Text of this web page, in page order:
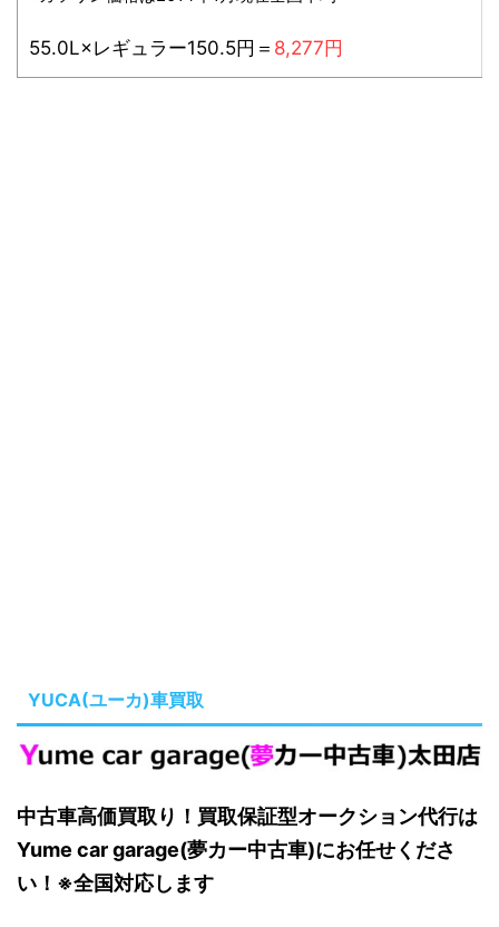
55.0L×レギュラー150.5円＝ 8,277円
YUCA(ユーカ)車買取
中古車高価買取り！買取保証型オークション代行は
Yume car garage(夢カー中古車)にお任せくださ
い！※全国対応します